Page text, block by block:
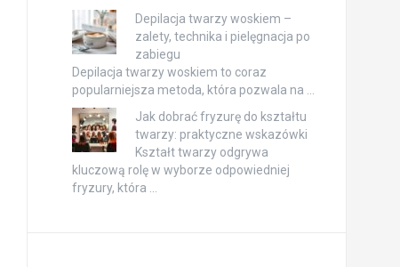
Depilacja twarzy woskiem –
zalety, technika i pielęgnacja po
zabiegu
Depilacja twarzy woskiem to coraz
popularniejsza metoda, która pozwala na …
Jak dobrać fryzurę do kształtu
twarzy: praktyczne wskazówki
Kształt twarzy odgrywa
kluczową rolę w wyborze odpowiedniej
fryzury, która …